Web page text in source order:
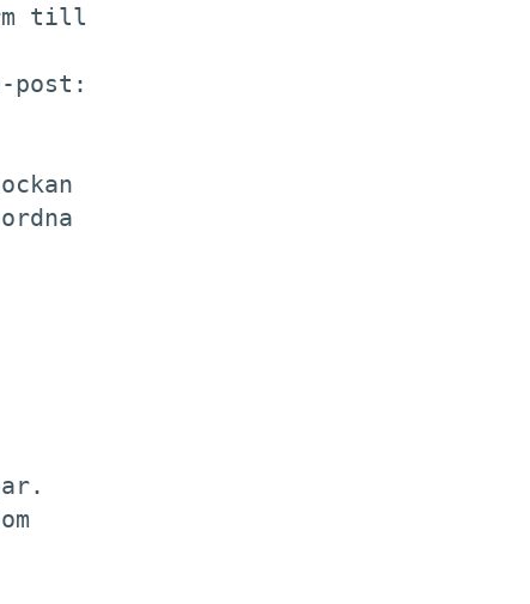
till
post: